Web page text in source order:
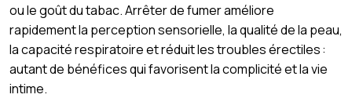
ou le goût du tabac. Arrêter de fumer améliore
rapidement la perception sensorielle, la qualité de la peau,
la capacité respiratoire et réduit les troubles érectiles :
autant de bénéfices qui favorisent la complicité et la vie
intime.